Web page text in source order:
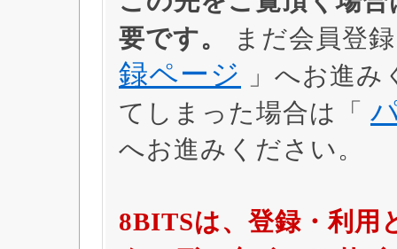
要です。
まだ会員登
録ページ
」へお進
てしまった場合は「
へお進みください。
8BITSは、登録・利用